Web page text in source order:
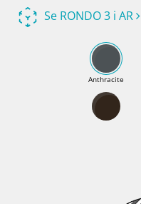
Se RONDO 3 i AR
Anthracite